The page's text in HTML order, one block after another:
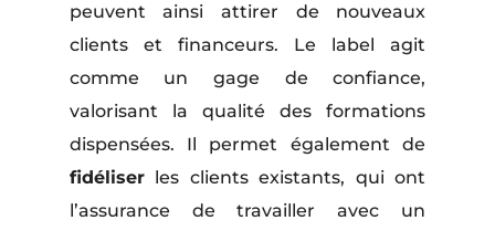
peuvent ainsi attirer de nouveaux
clients et financeurs. Le label agit
comme un gage de confiance,
valorisant la qualité des formations
dispensées. Il permet également de
fidéliserles clients existants, qui ont
l’assurance de travailler avec un